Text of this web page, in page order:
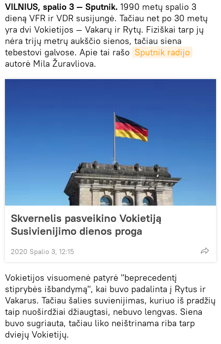
VILNIUS, spalio 3 — Sputnik. 1990 metų spalio 3
dieną VFR ir VDR susijungė. Tačiau net po 30 metų
yra dvi Vokietijos — Vakarų ir Rytų. Fiziškai tarp jų
nėra trijų metrų aukščio sienos, tačiau siena
tebestovi galvose. Apie tai rašo Sputnik radijo
autorė Mila Žuravliova.
Skvernelis pasveikino Vokietiją
Susivienijimo dienos proga
2020 Spalio 3, 12:15
Vokietijos visuomenė patyrė "beprecedentį
stiprybės išbandymą", kai buvo padalinta į Rytus ir
Vakarus. Tačiau šalies suvienijimas, kuriuo iš pradžių
taip nuoširdžiai džiaugtasi, nebuvo lengvas. Siena
buvo sugriauta, tačiau liko neištrinama riba tarp
dviejų Vokietijų.